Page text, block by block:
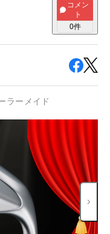
コメン
ト
0件
ラーメイド